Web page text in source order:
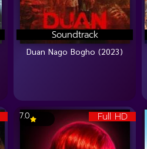
Soundtrack
Duan Nago Bogho (2023)
Full HD
7.0